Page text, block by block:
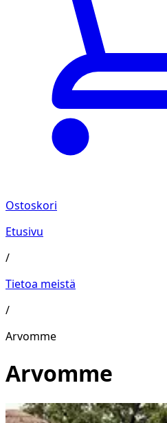
Ostoskori
Etusivu
/
Tietoa meistä
/
Arvomme
Arvomme